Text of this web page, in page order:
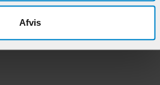
Afvis